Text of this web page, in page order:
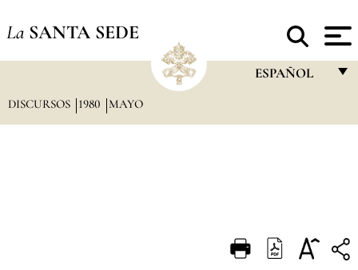
La SANTA SEDE
ESPAÑOL
DEUTSCH
DISCURSOS 1980 MAYO